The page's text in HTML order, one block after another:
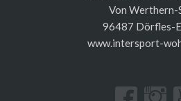
Von Werthern-
96487 Dörfles-
www.intersport-